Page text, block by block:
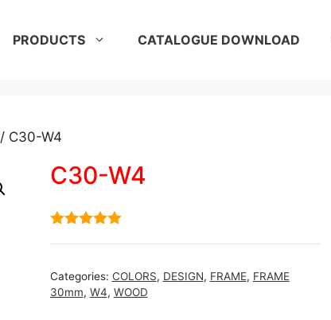
PRODUCTS CATALOGUE DOWNLOAD
/ C30-W4
C30-W4
Categories: COLORS, DESIGN, FRAME, FRAME
30mm, W4, WOOD